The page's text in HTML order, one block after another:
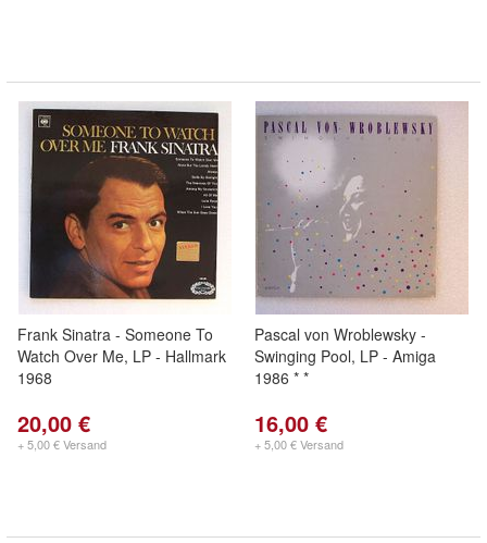
Frank Sinatra - Someone To
Watch Over Me, LP - Hallmark
1968
20,00 €
+ 5,00 € Versand
Pascal von Wroblewsky -
Swinging Pool, LP - Amiga
1986 * *
16,00 €
+ 5,00 € Versand